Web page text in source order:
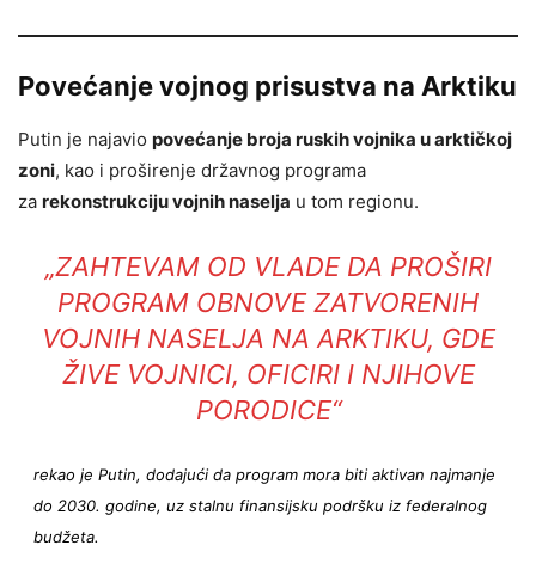
Povećanje vojnog prisustva na Arktiku
Putin je najavio povećanje broja ruskih vojnika u arktičkoj
zoni, kao i proširenje državnog programa
za rekonstrukciju vojnih naselja u tom regionu.
„ZAHTEVAM OD VLADE DA PROŠIRI
PROGRAM OBNOVE ZATVORENIH
VOJNIH NASELJA NA ARKTIKU, GDE
ŽIVE VOJNICI, OFICIRI I NJIHOVE
PORODICE“
rekao je Putin, dodajući da program mora biti aktivan najmanje
do 2030. godine, uz stalnu finansijsku podršku iz federalnog
budžeta.